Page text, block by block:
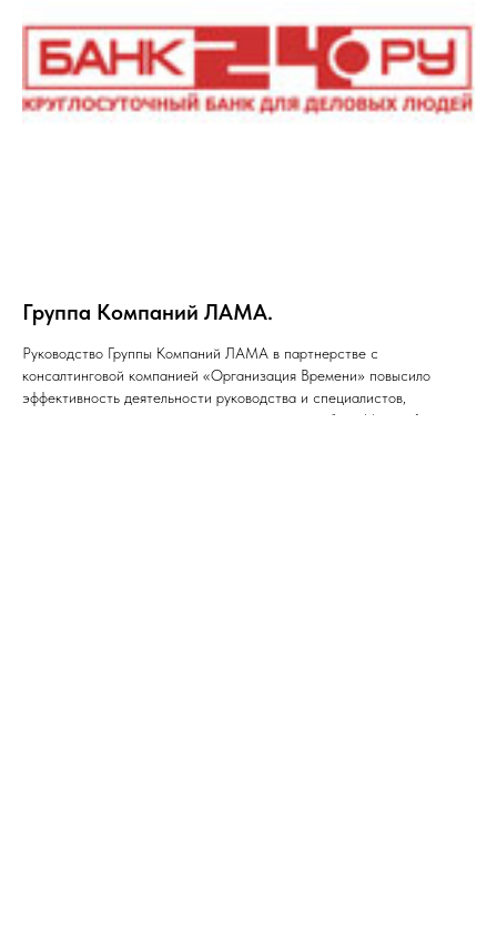
Группа Компаний ЛАМА.
Руководство Группы Компаний ЛАМА в партнерстве с
консалтинговой компанией «Организация Времени» повысило
эффективность деятельности руководства и специалистов,
внедрив технологии планирования времени на базе Microsoft